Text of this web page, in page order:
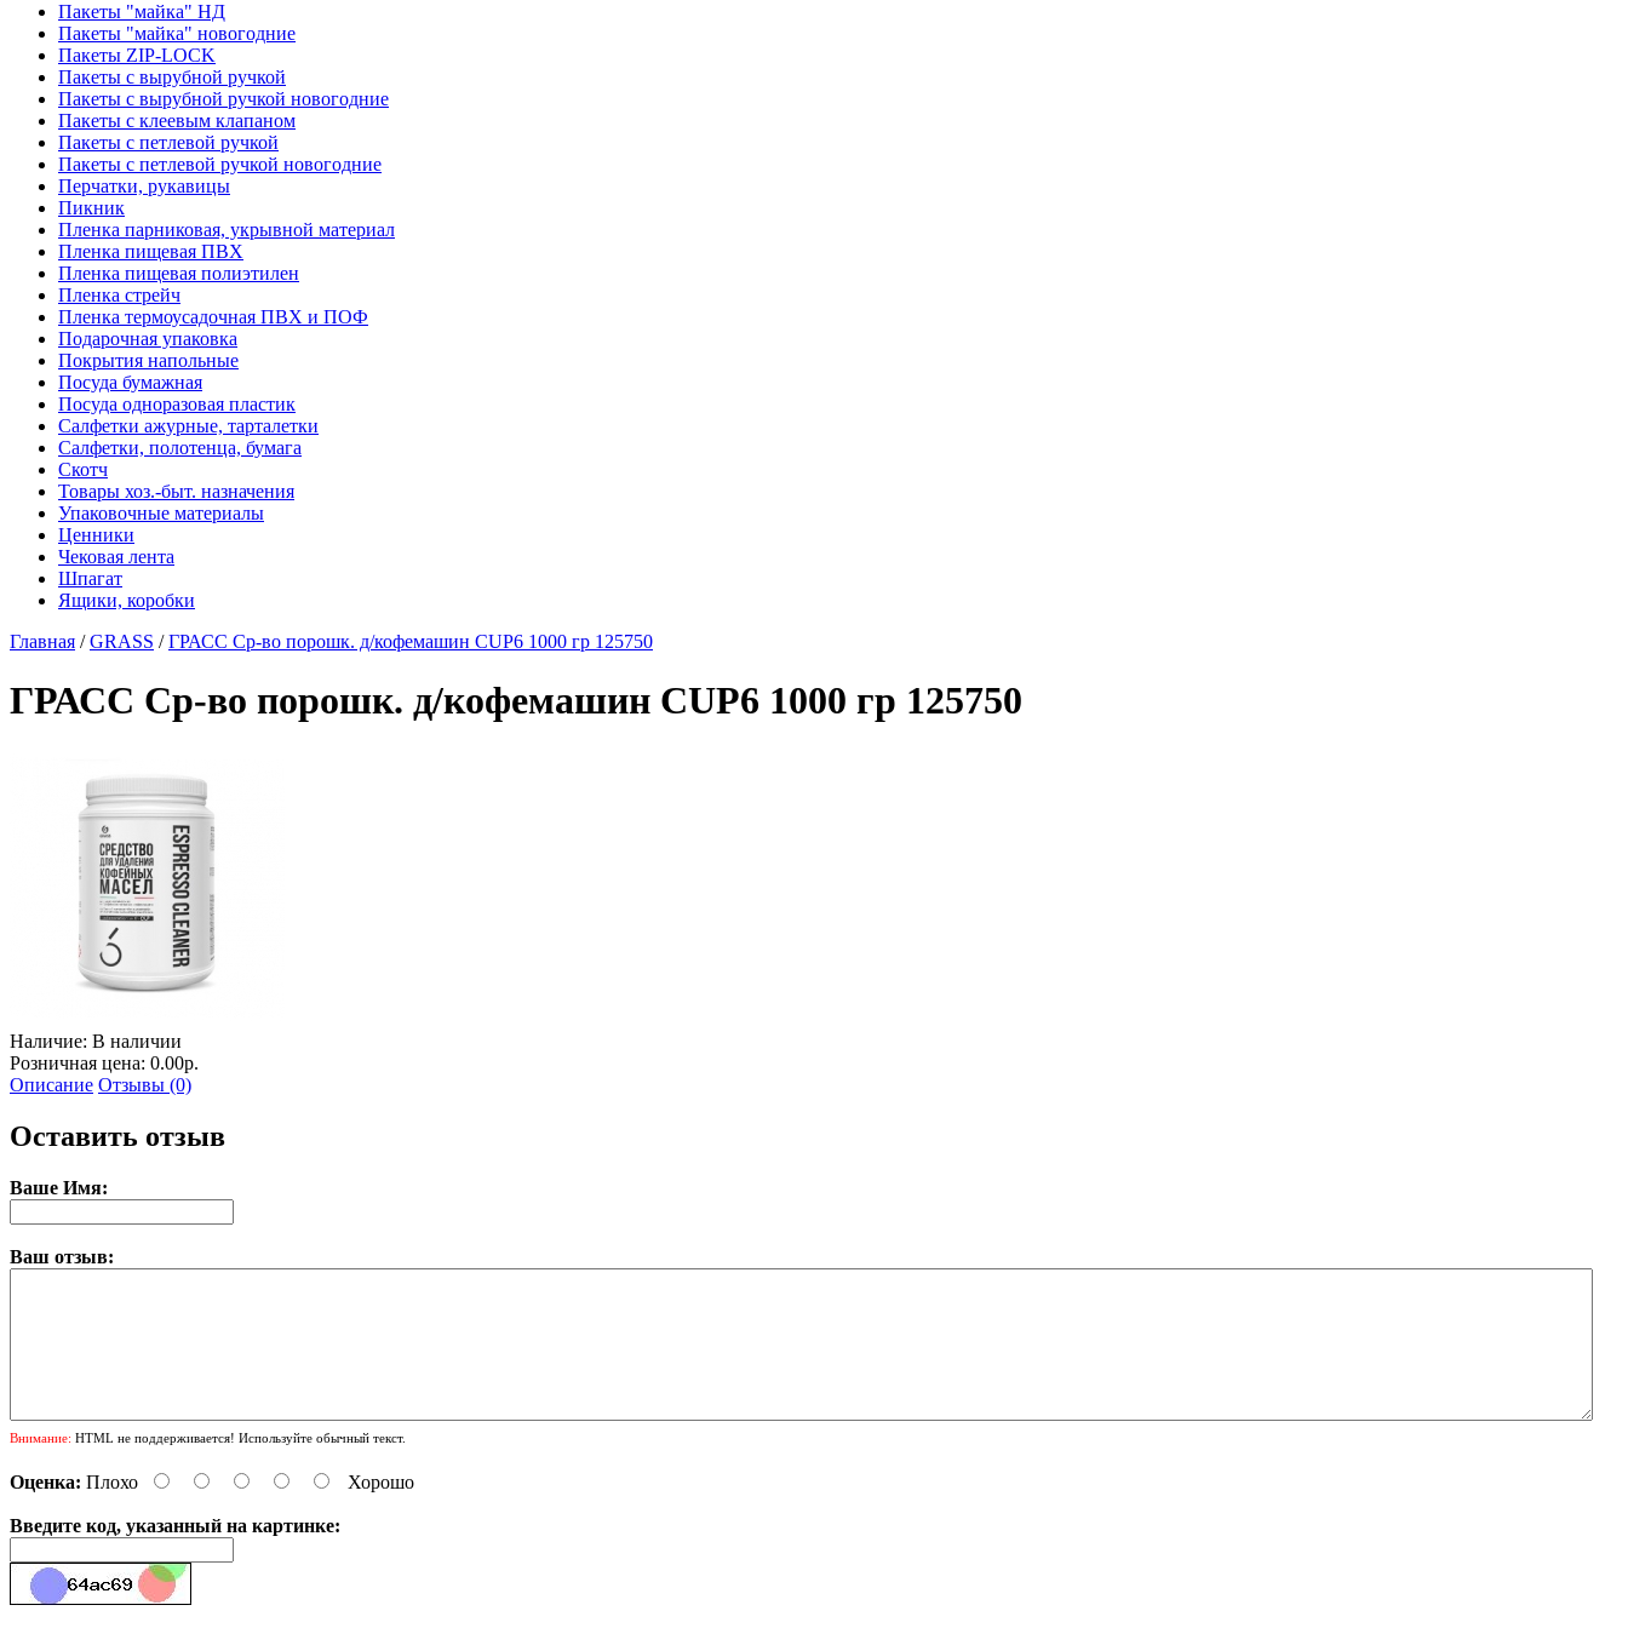
Пакеты "майка" НД
Пакеты "майка" новогодние
Пакеты ZIP-LOCK
Пакеты с вырубной ручкой
Пакеты с вырубной ручкой новогодние
Пакеты с клеевым клапаном
Пакеты с петлевой ручкой
Пакеты с петлевой ручкой новогодние
Перчатки, рукавицы
Пикник
Пленка парниковая, укрывной материал
Пленка пищевая ПВХ
Пленка пищевая полиэтилен
Пленка стрейч
Пленка термоусадочная ПВХ и ПОФ
Подарочная упаковка
Покрытия напольные
Посуда бумажная
Посуда одноразовая пластик
Салфетки ажурные, тарталетки
Салфетки, полотенца, бумага
Скотч
Товары хоз.-быт. назначения
Упаковочные материалы
Ценники
Чековая лента
Шпагат
Ящики, коробки
Главная /GRASS /ГРАСС Ср-во порошк. д/кофемашин CUP6 1000 гр 125750
ГРАСС Ср-во порошк. д/кофемашин CUP6 1000 гр 125750
Наличие: В наличии
Розничная цена: 0.00р.
Описание Отзывы (0)
Оставить отзыв
Ваше Имя:
Ваш отзыв:
Внимание: HTML не поддерживается! Используйте обычный текст.
Оценка: Плохо Хорошо
Введите код, указанный на картинке: